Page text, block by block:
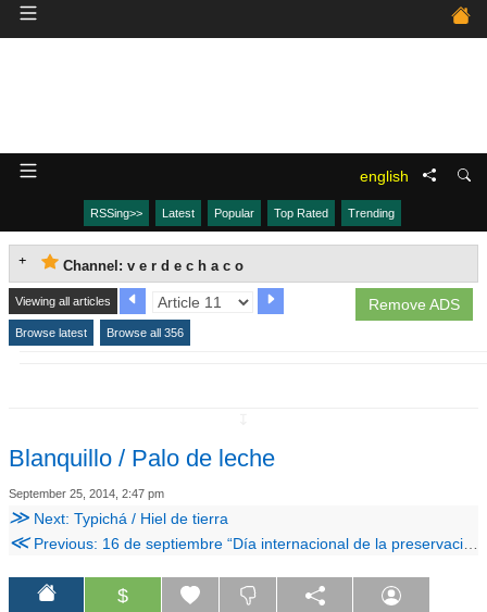
english
RSSing>> Latest Popular Top Rated Trending
Channel: v e r d e c h a c o
Remove ADS
Viewing all articles
Browse latest Browse all 356
Blanquillo / Palo de leche
September 25, 2014, 2:47 pm
≫ Next: Typichá / Hiel de tierra
≪Previous: 16 de septiembre “Día internacional de la preservación de la capa de ozono”
$